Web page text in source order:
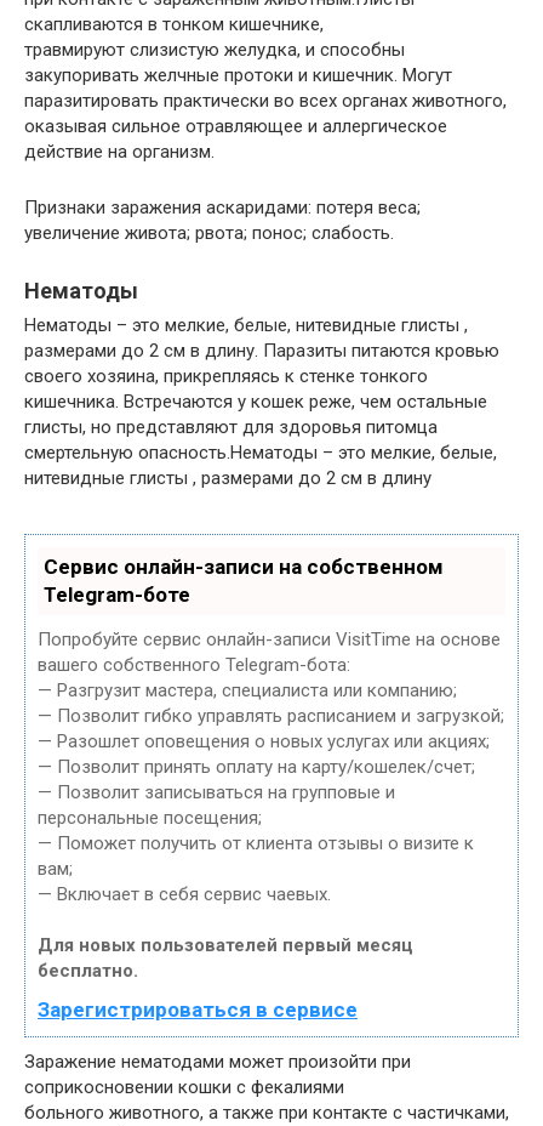
скапливаются в тонком кишечнике,
травмируют слизистую желудка, и способны
закупоривать желчные протоки и кишечник. Могут
паразитировать практически во всех органах животного,
оказывая сильное отравляющее и аллергическое
действие на организм.
Признаки заражения аскаридами: потеря веса;
увеличение живота; рвота; понос; слабость.
Нематоды
Нематоды – это мелкие, белые, нитевидные глисты ,
размерами до 2 см в длину. Паразиты питаются кровью
своего хозяина, прикрепляясь к стенке тонкого
кишечника. Встречаются у кошек реже, чем остальные
глисты, но представляют для здоровья питомца
смертельную опасность.Нематоды – это мелкие, белые,
нитевидные глисты , размерами до 2 см в длину
Сервис онлайн-записи на собственном
Telegram-боте
Попробуйте сервис онлайн-записи VisitTime на основе
вашего собственного Telegram-бота:
— Разгрузит мастера, специалиста или компанию;
— Позволит гибко управлять расписанием и загрузкой;
— Разошлет оповещения о новых услугах или акциях;
— Позволит принять оплату на карту/кошелек/счет;
— Позволит записываться на групповые и
персональные посещения;
— Поможет получить от клиента отзывы о визите к
вам;
— Включает в себя сервис чаевых.
Для новых пользователей первый месяц
бесплатно.
Зарегистрироваться в сервисе
Заражение нематодами может произойти при
соприкосновении кошки с фекалиями
больного животного, а также при контакте с частичками,